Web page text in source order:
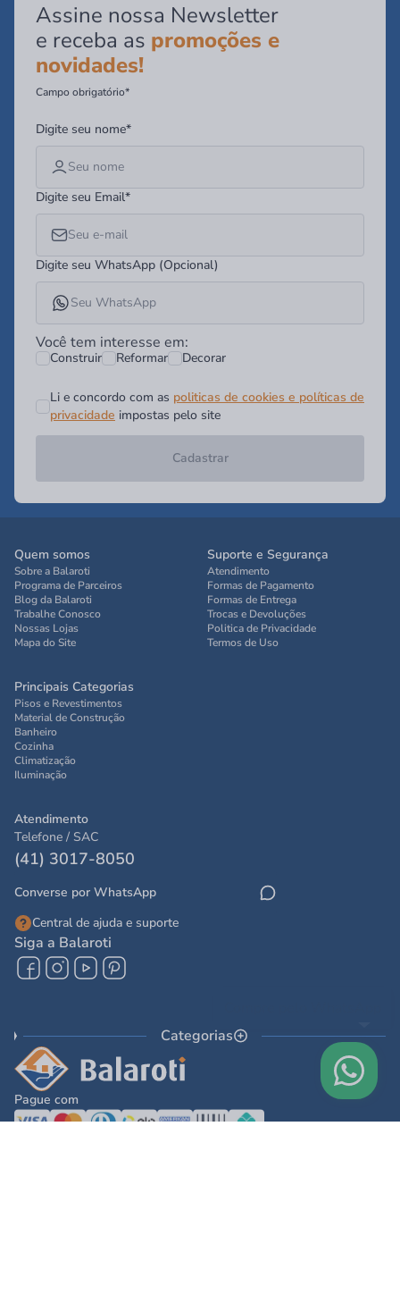
Assine nossa Newsletter
e receba as promoções e
novidades!
Campo obrigatório*
Digite seu nome*
Digite seu Email*
Digite seu WhatsApp (Opcional)
Você tem interesse em:
Construir Reformar Decorar
Li e concordo com as politicas de cookies e políticas de
privacidade impostas pelo site
Cadastrar
Quem somos
Sobre a Balaroti
Programa de Parceiros
Blog da Balaroti
Trabalhe Conosco
Nossas Lojas
Mapa do Site
Suporte e Segurança
Atendimento
Formas de Pagamento
Formas de Entrega
Trocas e Devoluções
Politica de Privacidade
Termos de Uso
Principais Categorias
Pisos e Revestimentos
Material de Construção
Banheiro
Cozinha
Climatização
Iluminação
Atendimento
Telefone / SAC
(41) 3017-8050
Converse por WhatsApp
Central de ajuda e suporte
Siga a Balaroti
Categorias
Pague com